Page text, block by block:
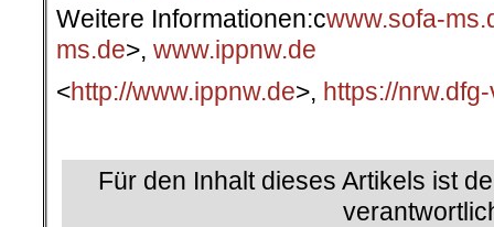
Weitere Informationen:cwww.sofa-
ms.de>, www.ippnw.de
<http://www.ippnw.de>, https://
Für den Inhalt dieses Artikels ist